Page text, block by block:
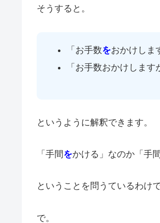
そうすると。
「お手数をおかけしま
「お手数おかけしま
というように解釈できます。
「手間をかける」なのか「手
ということを問うているわけで
で。